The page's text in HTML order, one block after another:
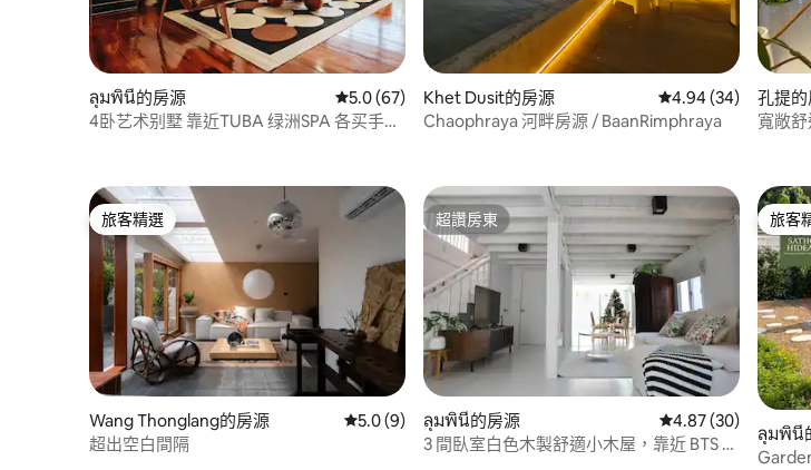
ลุมพินี的房源 從 67 則評價中獲得 5.0 的平均評分（滿分 5 分）
5.0 (67)
4卧艺术别墅 靠近TUBA 绿洲SPA 各买手店
Khet Dusit的房源 從 34 則評價中獲得
4.94 (34)
Chaophraya 河畔房源 / BaanRimphraya
孔提
寬敞
旅客精選
旅客精選
Wang Thonglang的房源 從 9 則評價中獲得 5.0 的平均評分（滿分 5 分）
5.0 (9)
超出空白間隔
超讚房東
超讚房東
ลุมพินี的房源 從 30 則評價中獲得
4.87 (30)
3 間臥室白色木製舒適小木屋，靠近 BTS 伊
旅客
旅客
ลุมพินี